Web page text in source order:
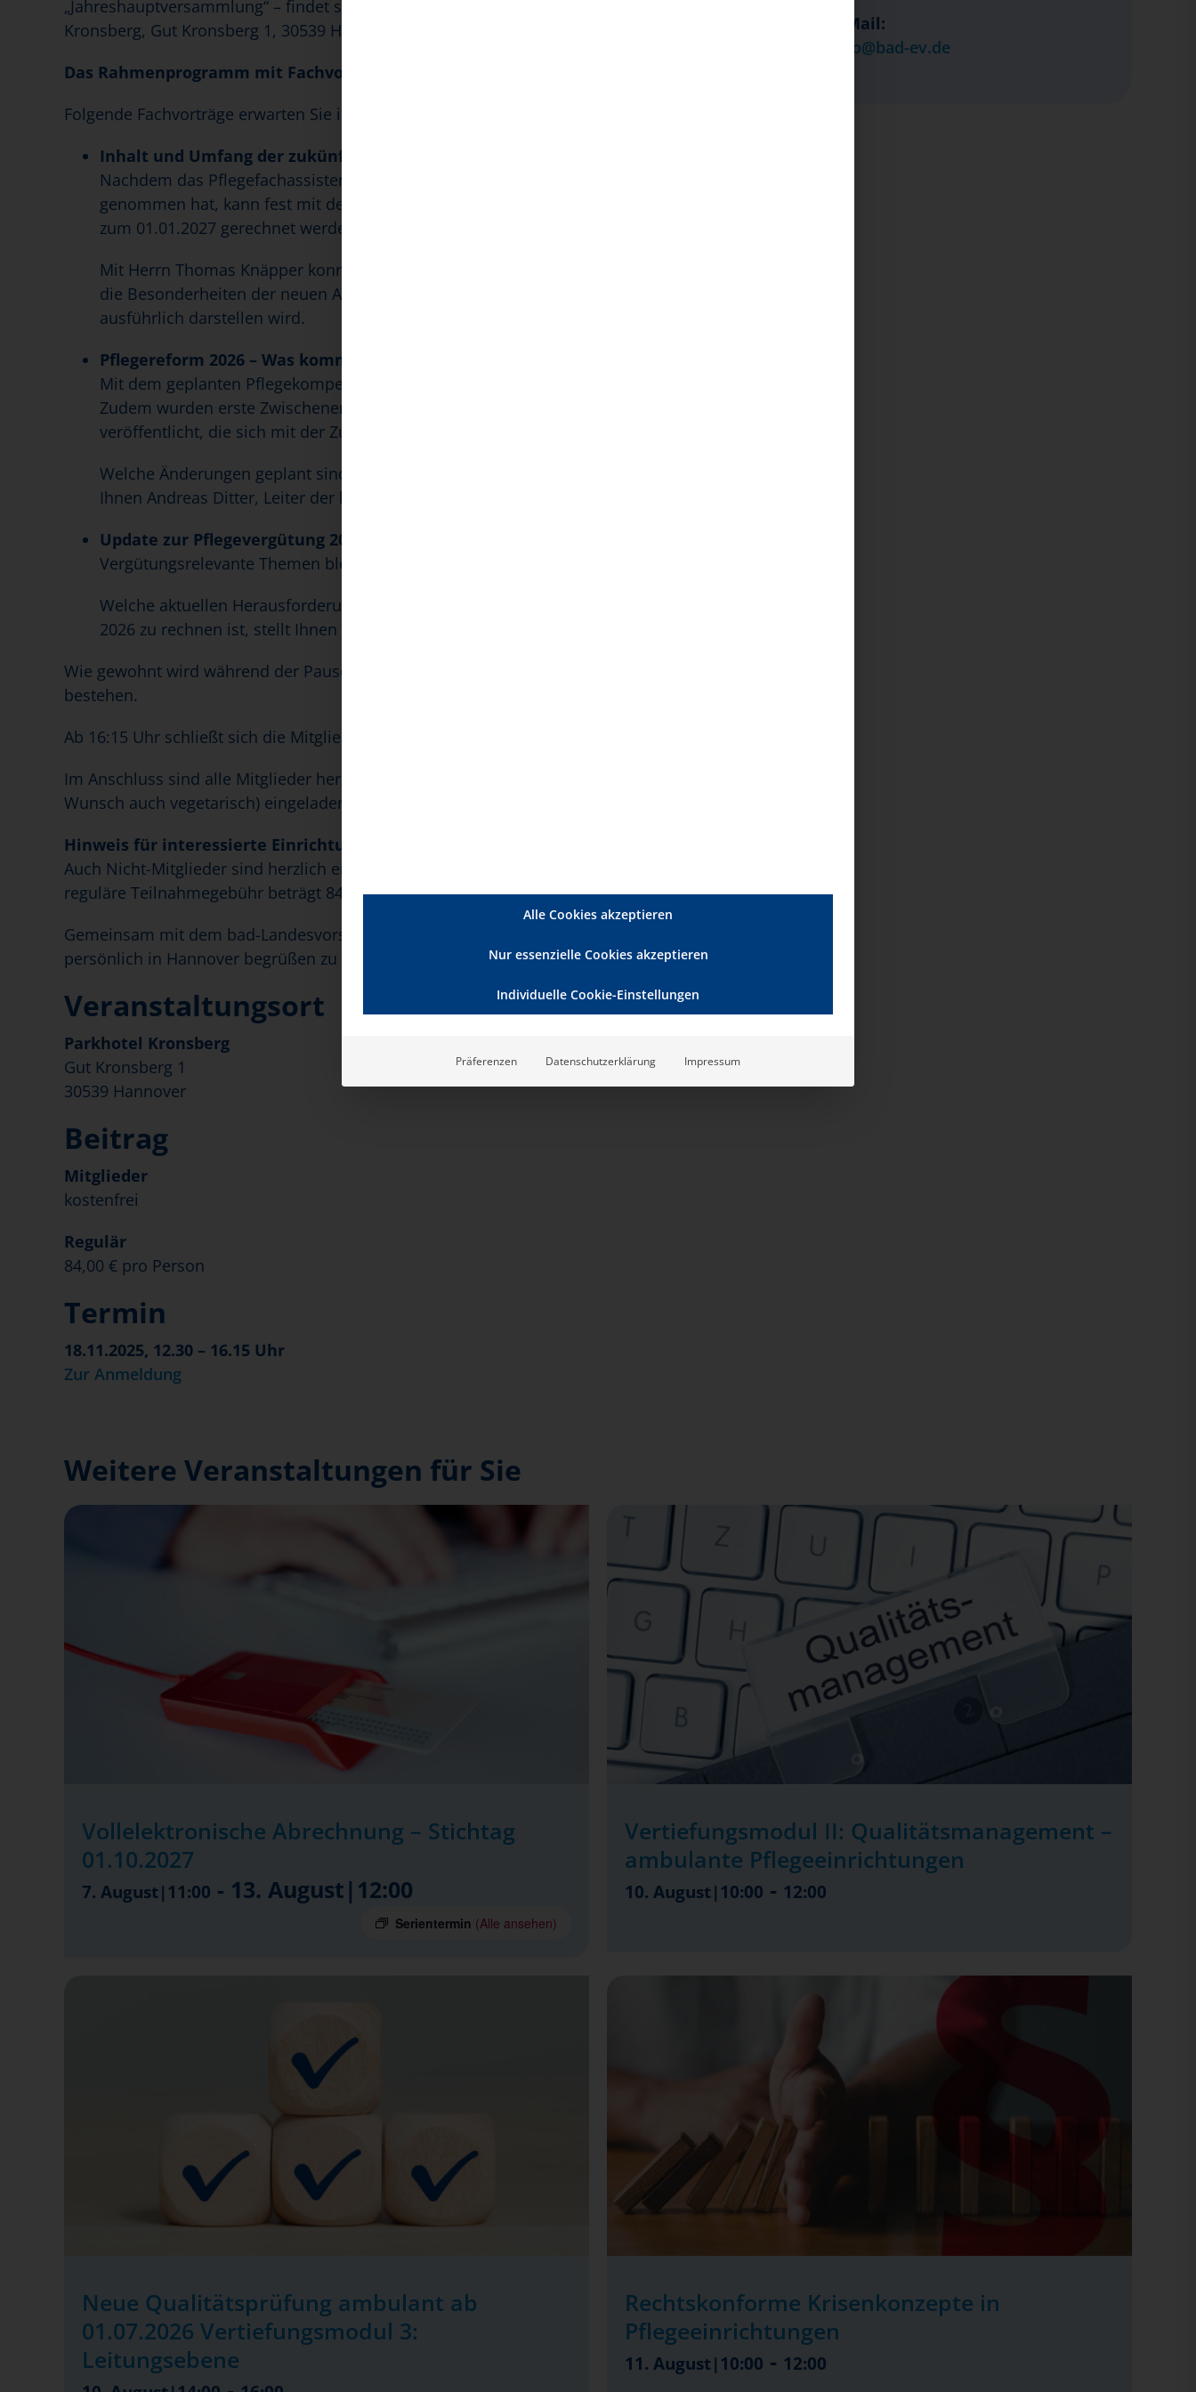
„Jahreshauptversammlung“ – findet statt am Dienstag, den 18. November 2025, im Hotel
Kronsberg, Gut Kronsberg 1, 30539 Hannover.
Das Rahmenprogramm mit Fachvorträgen beginnt um 13:00 Uhr.
Folgende Fachvorträge erwarten Sie in diesem Jahr:
Inhalt und Umfang der zukünftigen Pflegefachassistenz-Ausbildung
Nachdem das Pflegefachassistenzgesetz die letzten Hürden im Gesetzgebungsverfahren
genommen hat, kann fest mit der Einführung der neuen Pflegefachassistenz-Ausbildung
zum 01.01.2027 gerechnet werden.
Mit Herrn Thomas Knäpper konnten wir einen ausgewiesenen Experten gewinnen, der
die Besonderheiten der neuen Ausbildung – insbesondere im Kontext Niedersachsens –
ausführlich darstellen wird.
Pflegereform 2026 – Was kommt auf die Pflege zu?
Mit dem geplanten Pflegekompetenzgesetz soll die Pflege zukunftsfest gemacht werden.
Zudem wurden erste Zwischenergebnisse einer Bund-Länder-Arbeitsgruppe
veröffentlicht, die sich mit der Zukunft der Pflegeversicherung beschäftigt.
Welche Änderungen geplant sind und wie sich diese auf die Praxis auswirken, erläutert
Ihnen Andreas Ditter, Leiter der bad-Geschäftsstelle Nord.
Update zur Pflegevergütung 2026
Vergütungsrelevante Themen bleiben in Niedersachsen ein anspruchsvolles Feld.
Welche aktuellen Herausforderungen bestehen und mit welchen Steigerungsraten für
2026 zu rechnen ist, stellt Ihnen Gerrit Praß, bad-Landesreferent für Niedersachsen, vor.
Wie gewohnt wird während der Pausen ausreichend Zeit für Austausch und Netzwerken
bestehen.
Ab 16:15 Uhr schließt sich die Mitgliederversammlung des Landesverbandes an.
Im Anschluss sind alle Mitglieder herzlich zu einem gemeinsamen Grünkohlessen (auf
Wunsch auch vegetarisch) eingeladen.
Hinweis für interessierte Einrichtungen:
Auch Nicht-Mitglieder sind herzlich eingeladen, an den Fachvorträgen teilzunehmen. Die
reguläre Teilnahmegebühr beträgt 84,00 EUR.
Gemeinsam mit dem bad-Landesvorstand freuen wir uns, Sie am 18. November 2025
persönlich in Hannover begrüßen zu dürfen.
Veranstaltungsort
Parkhotel Kronsberg
Gut Kronsberg 1
30539 Hannover
Beitrag
Mitglieder
kostenfrei
Regulär
84,00 € pro Person
Termin
18.11.2025, 12.30 – 16.15 Uhr
Zur Anmeldung
E-Mail:
info@bad-ev.de
Weitere Veranstaltungen für Sie
Vollelektronische Abrechnung – Stichtag
01.10.2027
7. August|11:00 - 13. August|12:00
Serientermin (Alle ansehen)
Vertiefungsmodul II: Qualitätsmanagement –
ambulante Pflegeeinrichtungen
10. August|10:00 - 12:00
Neue Qualitätsprüfung ambulant ab
01.07.2026 Vertiefungsmodul 3:
Leitungsebene
Rechtskonforme Krisenkonzepte in
Pflegeeinrichtungen
11. August|10:00 - 12:00
Alle Cookies akzeptieren
Nur essenzielle Cookies akzeptieren
Individuelle Cookie-Einstellungen
Präferenzen Datenschutzerklärung Impressum